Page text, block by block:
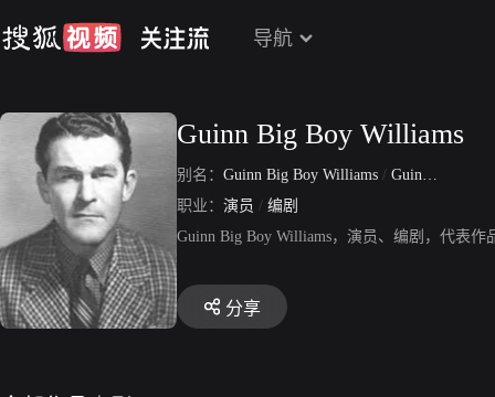
导航
Guinn Big Boy Williams
别名： Guinn Big Boy Williams / Guinn Terrell Williams Jr
职业： 演员 / 编剧
Guinn Big Boy Williams，演员、编剧，代表
分享